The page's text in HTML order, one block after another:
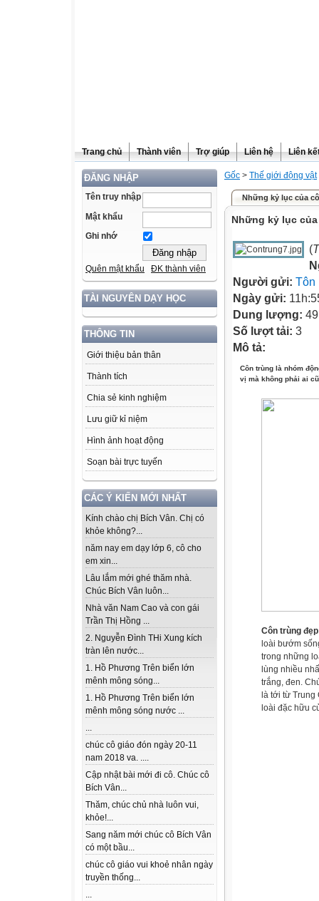
Trang chủ Thành viên Trợ giúp Liên hệ Liên
ĐĂNG NHẬP
Tên truy nhập
Mật khẩu
Ghi nhớ
Quên mật khẩu ĐK thành viên
TÀI NGUYÊN DẠY HỌC
THÔNG TIN
Giới thiệu bản thân
Thành tích
Chia sẻ kinh nghiệm
Lưu giữ kỉ niệm
Hình ảnh hoạt động
Soạn bài trực tuyến
CÁC Ý KIẾN MỚI NHẤT
Kính chào chị Bích Vân. Chị có
khỏe không?...
năm nay em dạy lớp 6, cô cho
em xin...
Lâu lắm mới ghé thăm nhà.
Chúc Bích Vân luôn...
Nhà văn Nam Cao và con gái
Trần Thị Hồng ...
2. Nguyễn Đình THi Xung kích
tràn lên nước...
1. Hồ Phương Trên biển lớn
mênh mông sóng...
1. Hồ Phương Trên biển lớn
mênh mông sóng nước ...
...
chúc cô giáo đón ngày 20-11
nam 2018 va. ....
Cập nhật bài mới đi cô. Chúc cô
Bích Vân...
Thăm, chúc chủ nhà luôn vui,
khỏe!...
Sang năm mới chúc cô Bích Vân
có một bầu...
chúc cô giáo vui khoẻ nhân ngày
truyền thống...
...
Gốc > Thế giới động vật
Những kỷ lục của
Những kỷ lục
(
Người gửi: Tôn
Ngày gửi:
Dung lượng:
Số lượt tải: 3
Mô tả:
Côn trùng là nhóm
vị mà không phải ai
Côn trùng
loài bướm
trong những
lùng nhiều
trắng, đen.
là tới từ
loài đặc hữu